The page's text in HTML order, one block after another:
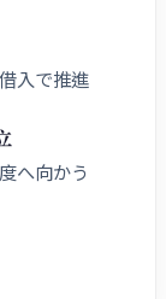
入で推進
へ向かう